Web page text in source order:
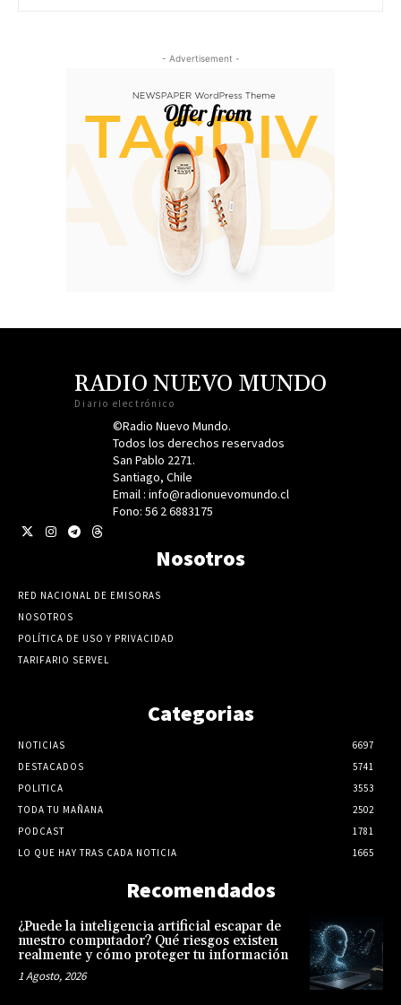
- Advertisement -
RADIO NUEVO MUNDO
Diario electrónico
©Radio Nuevo Mundo.
Todos los derechos reservados
San Pablo 2271.
Santiago, Chile
Email : info@radionuevomundo.cl
Fono: 56 2 6883175
Nosotros
RED NACIONAL DE EMISORAS
NOSOTROS
POLÍTICA DE USO Y PRIVACIDAD
TARIFARIO SERVEL
Categorias
NOTICIAS
6697
DESTACADOS
5741
POLITICA
3553
TODA TU MAÑANA
2502
PODCAST
1781
LO QUE HAY TRAS CADA NOTICIA
1665
Recomendados
¿Puede la inteligencia artificial escapar de
nuestro computador? Qué riesgos existen
realmente y cómo proteger tu información
1 Agosto, 2026